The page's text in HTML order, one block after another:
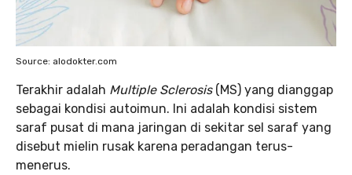
Source: alodokter.com
Terakhir adalah Multiple Sclerosis(MS) yang dianggap
sebagai kondisi autoimun. Ini adalah kondisi sistem
saraf pusat di mana jaringan di sekitar sel saraf yang
disebut mielin rusak karena peradangan terus-
menerus.